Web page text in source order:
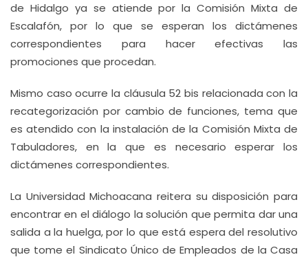
de Hidalgo ya se atiende por la Comisión Mixta de
Escalafón, por lo que se esperan los dictámenes
correspondientes para hacer efectivas las
promociones que procedan.
Mismo caso ocurre la cláusula 52 bis relacionada con la
recategorización por cambio de funciones, tema que
es atendido con la instalación de la Comisión Mixta de
Tabuladores, en la que es necesario esperar los
dictámenes correspondientes.
La Universidad Michoacana reitera su disposición para
encontrar en el diálogo la solución que permita dar una
salida a la huelga, por lo que está espera del resolutivo
que tome el Sindicato Único de Empleados de la Casa